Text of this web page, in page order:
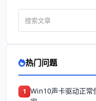
热门问题
1 Win10声卡驱动正常